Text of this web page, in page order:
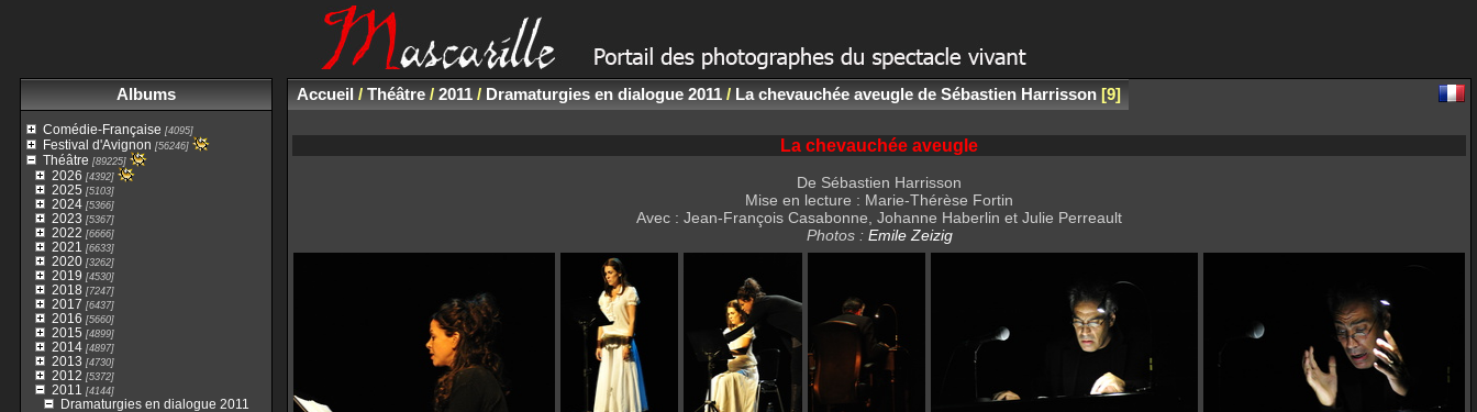
Albums
Comédie-Française [4095]
Festival d'Avignon [56246]
Théâtre [89225]
2026 [4392]
2025 [5103]
2024[5366]
2023 [5367]
2022 [6666]
2021 [6633]
2020[3262]
2019 [4530]
2018 [7247]
2017 [6437]
2016 [5660]
2015 [4899]
2014[4897]
2013 [4730]
2012 [5372]
2011 [4144]
Dramaturgies en dialogue 2011
Accueil/ Théâtre/ 2011/ Dramaturgies en dialogue 2011/ La chevauchée aveugle de Sébastien Harrisson 9
La chevauchée aveugle
De Sébastien Harrisson
Mise en lecture : Marie-Thérèse Fortin
Avec : Jean-François Casabonne, Johanne Haberlin et Julie Perreault
Photos : Emile Zeizig